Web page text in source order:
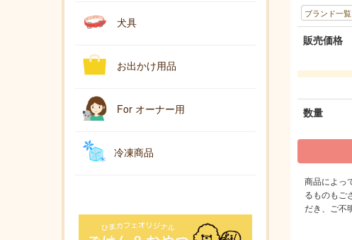
ブランド一覧
販売価格
数量
商品によっ
るものもご
だき、ご不
犬具
お出かけ用品
For オーナー用
冷凍商品